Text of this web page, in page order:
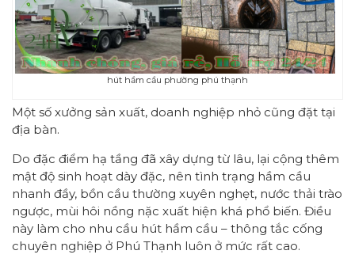
hút hầm cầu phường phú thạnh
Một số xưởng sản xuất, doanh nghiệp nhỏ cũng đặt tại
địa bàn.
Do đặc điểm hạ tầng đã xây dựng từ lâu, lại cộng thêm
mật độ sinh hoạt dày đặc, nên tình trạng hầm cầu
nhanh đầy, bồn cầu thường xuyên nghẹt, nước thải trào
ngược, mùi hôi nồng nặc xuất hiện khá phổ biến. Điều
này làm cho nhu cầu hút hầm cầu – thông tắc cống
chuyên nghiệp ở Phú Thạnh luôn ở mức rất cao.